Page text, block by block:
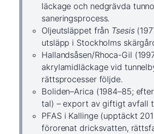
läckage och nedgrävda
saneringsprocess.
Oljeutsläppet från Tsesis
utsläpp i Stockholms
Hallandsåsen/Rhoca-Gil
akrylamidläckage vid
rättsprocesser följde.
Boliden–Arica (1984–85;
tal) – export av giftigt avfall
PFAS i Kallinge (upptäckt
förorenat dricksvatten,